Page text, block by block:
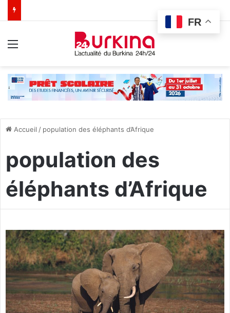
Accueil / population des éléphants d’Afrique
population des
éléphants d’Afrique
FR